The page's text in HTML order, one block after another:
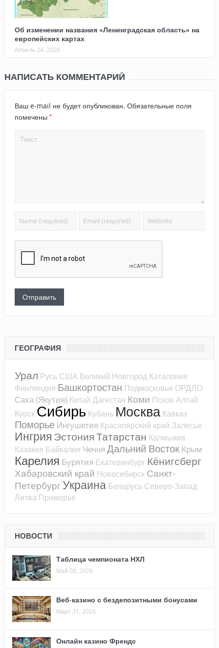
Об изменении названия «Ленинградская область» на
европейских картах
Апрель 24, 2026
НАПИСАТЬ КОММЕНТАРИЙ
Ваш e-mail не будет опубликован. Обязательные поля
помечены *
ГЕОГРАФИЯ
Урал Русь США Великий Новгород Каталония
Финляндия Башкортостан Подмосковье ОРДЛО
Саха (Якутия) Китай Дагестан Коми Псков Алтай
Курск Сибирь Кубань Москва Кавказ
Поморье Ингушетия Красноярский край Залесье
Ингрия ЭстонияТатарстан Калмыкия
Казакия Байкалия Чечня Дальний Восток Крым
Карелия Бурятия Екатеринбург Кёнигсберг
Хабаровский край Новосибирск Санкт-
Петербург Украина Беларусь Северо-Запад
Литва Приморье
НОВОСТИ
Таблица чемпионата НХЛ
Май 08, 2026
Веб-казино с бездепозитными бонусами
Март 31, 2026
Онлайн казино Френдс